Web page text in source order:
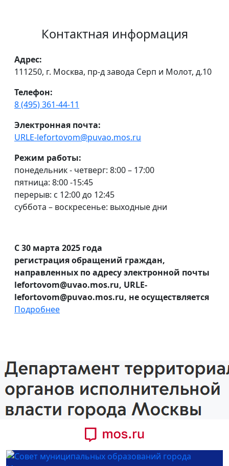
Контактная информация
Адрес:
111250, г. Москва, пр-д завода Серп и Молот, д.10
Телефон:
8 (495) 361-44-11
Электронная почта:
URLE-lefortovom@puvao.mos.ru
Режим работы:
понедельник - четверг: 8:00 – 17:00
пятница: 8:00 -15:45
перерыв: с 12:00 до 12:45
суббота – воскресенье: выходные дни
С 30 марта 2025 года
регистрация обращений граждан,
направленных по адресу электронной почты
lefortovom@uvao.mos.ru, URLE-
lefortovom@puvao.mos.ru, не осуществляется
Подробнее